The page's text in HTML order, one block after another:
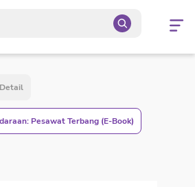
Open
Detail
Pesawat Terbang (E-Book)